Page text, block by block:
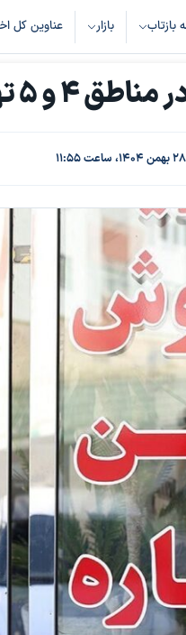
بازتاب بازار عناوین کل
۴ و ۵ تهران